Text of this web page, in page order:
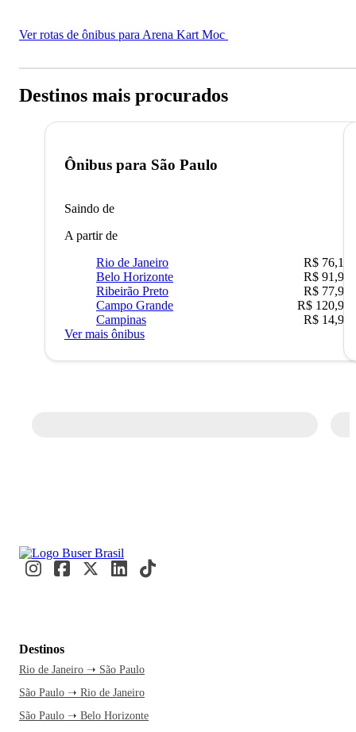
Ver rotas de ônibus para Arena Kart Moc
Destinos mais procurados
Ônibus para São Paulo
Saindo de
A partir de
Rio de Janeiro
R$ 76,10
Belo Horizonte
R$ 91,90
Ribeirão Preto
R$ 77,90
Campo Grande
R$ 120,90
Campinas
R$ 14,90
Ver mais ônibus
Destinos
Rio de Janeiro ➝ São Paulo
São Paulo ➝ Rio de Janeiro
São Paulo ➝ Belo Horizonte